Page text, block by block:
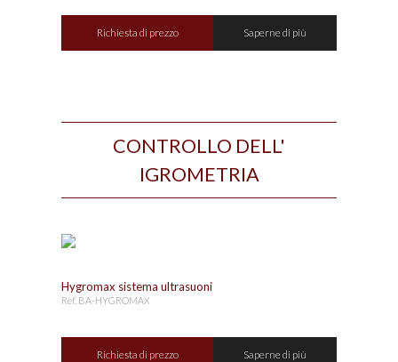
Richiesta di prezzo Saperne di più
CONTROLLO DELL'
IGROMETRIA
Hygromax sistema ultrasuoni
Ref. BA-HYGROMAX
Richiesta di prezzo Saperne di più